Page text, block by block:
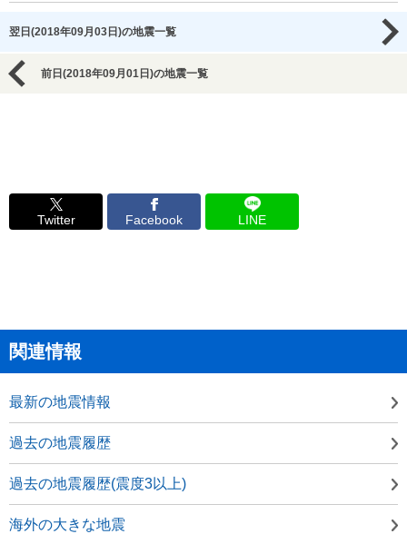
翌日(2018年09月03日)の地震一覧
前日(2018年09月01日)の地震一覧
Twitter Facebook LINE
関連情報
最新の地震情報
過去の地震履歴
過去の地震履歴(震度3以上)
海外の大きな地震